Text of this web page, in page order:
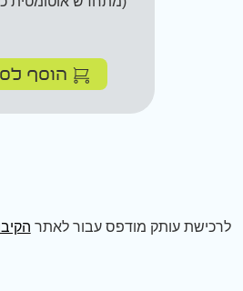
הוסף
לרכישת עותק מודפס עבור לאתר